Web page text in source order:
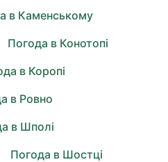
в Каменському
Погода в Конотопі
в Коропі
в Ровно
в Шполі
Погода в Шостці